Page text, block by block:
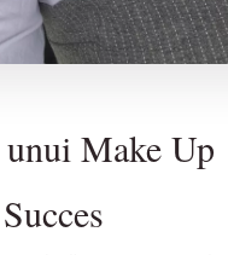
unui Make Up